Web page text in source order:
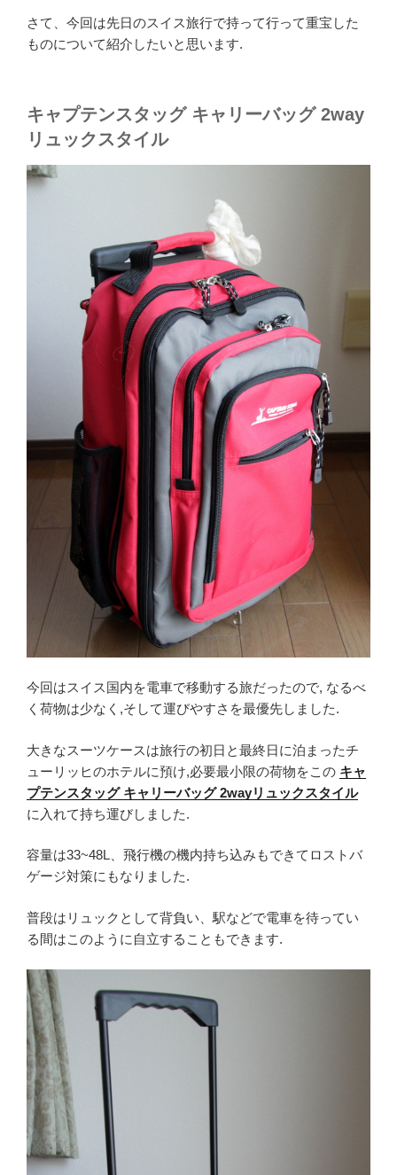
さて、今回は先日のスイス旅行で持って行って重宝した
ものについて紹介したいと思います.
キャプテンスタッグ キャリーバッグ 2way
リュックスタイル
今回はスイス国内を電車で移動する旅だったので, なるべ
く荷物は少なく,そして運びやすさを最優先しました.
大きなスーツケースは旅行の初日と最終日に泊まったチ
ューリッヒのホテルに預け,必要最小限の荷物をこの キャ
プテンスタッグ キャリーバッグ 2wayリュックスタイル
に入れて持ち運びしました.
容量は33~48L、飛行機の機内持ち込みもできてロストバ
ゲージ対策にもなりました.
普段はリュックとして背負い、駅などで電車を待ってい
る間はこのように自立することもできます.